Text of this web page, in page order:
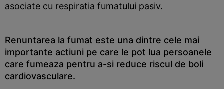
asociate cu respiratia fumatului pasiv.
Renuntarea la fumat este una dintre cele mai
importante actiuni pe care le pot lua persoanele
care fumeaza pentru a-si reduce riscul de boli
cardiovasculare.